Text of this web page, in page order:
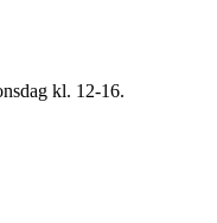
kl. 12-16.